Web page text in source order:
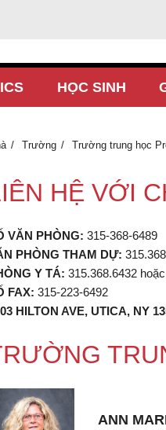
HỌC SINH
Trường Trường trung học
HỆ VỚI
VĂN PHÒNG: 315-368-6489
PHÒNG THAM DỰ:
Y TÁ: 315.368.6432
FAX: 315-223-6492
HILTON AVE, UTICA, NY
ANN